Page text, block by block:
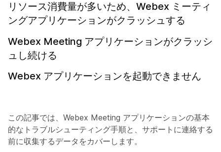
リソース消費量が多いため、Webex ミーティ
ングアプリケーションがクラッシュする
Webex Meeting アプリケーションがクラッシ
ュし続ける
Webex アプリケーションを起動できません
この記事では、Webex Meeting アプリケーションの基本
的なトラブルシューティング手順と、サポートに連絡する
前に収集するデータをカバーします。